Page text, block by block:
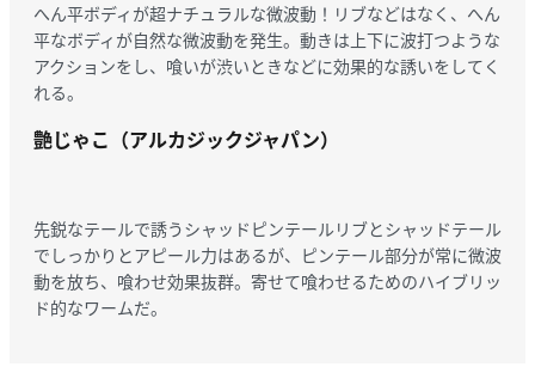
へん平ボディが超ナチュラルな微波動！リブなどはなく、へん
平なボディが自然な微波動を発生。動きは上下に波打つような
アクションをし、喰いが渋いときなどに効果的な誘いをしてく
れる。
艶じゃこ（アルカジックジャパン）
先鋭なテールで誘うシャッドピンテールリブとシャッドテール
でしっかりとアピール力はあるが、ピンテール部分が常に微波
動を放ち、喰わせ効果抜群。寄せて喰わせるためのハイブリッ
ド的なワームだ。